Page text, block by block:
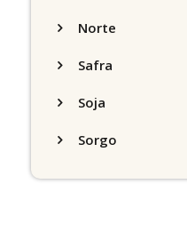
Norte
Safra
Soja
Sorgo